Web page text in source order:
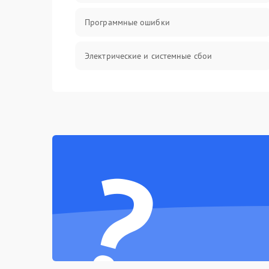
Программные ошибки
Электрические и системные сбои
Система охлаждения
?